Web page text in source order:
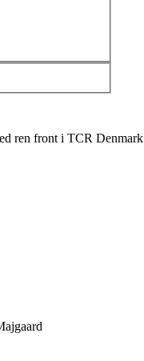
ren front i TCR Denmark